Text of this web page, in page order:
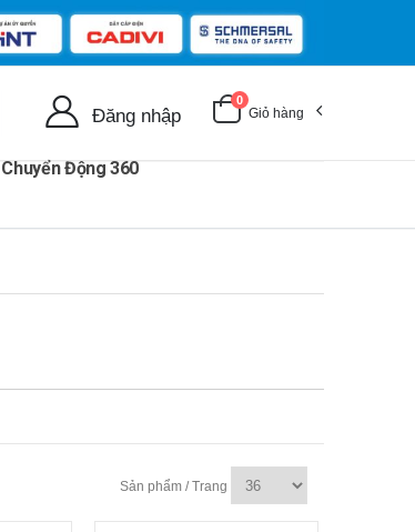
Đăng nhập
0
Giỏ hàng
Chuyển Động 360
Sản phẩm / Trang